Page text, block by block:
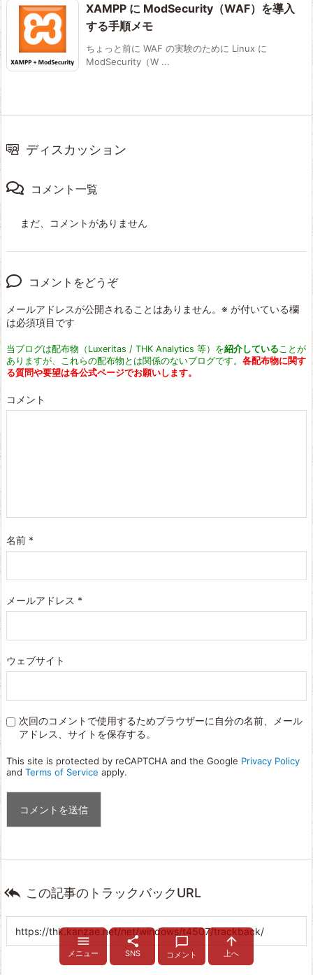
XAMPP に ModSecurity（WAF）を導入
する手順メモ
ちょっと前に WAF の実験のために Linux に
ModSecurity（W ...
ディスカッション
コメント一覧
まだ、コメントがありません
コメントをどうぞ
メールアドレスが公開されることはありません。 ※ が付いている欄
は必須項目です
当ブログは配布物（Luxeritas / THK Analytics 等）を紹介している ことが
ありますが、これらの配布物とは関係のないブログです。 各配布物に関す
る質問や要望は各公式ページでお願いします。
コメント
名前 *
メールアドレス *
ウェブサイト
次回のコメントで使用するためブラウザーに自分の名前、メール
アドレス、サイトを保存する。
This site is protected by reCAPTCHA and the Google Privacy Policy
and Terms of Service apply.
 この記事のトラックバックURL

メニュー

SNS

コメント

上へ